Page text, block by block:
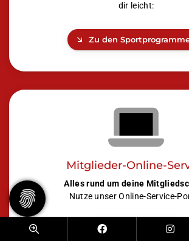
dir leicht:
Zu den
Mitglieder-Online-
Alles rund um deine
Nutze unser Online-Service-
Zum Online-Portal